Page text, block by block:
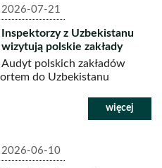
2026-07-21
Inspektorzy z Uzbekistanu
wizytują polskie zakłady
Audyt polskich zakładów
do Uzbekistanu
2026-06-10